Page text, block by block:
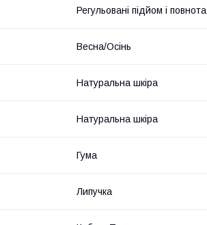
Регульовані підйом і повнота
Весна/Осінь
Натуральна шкіра
Натуральна шкіра
Гума
Липучка